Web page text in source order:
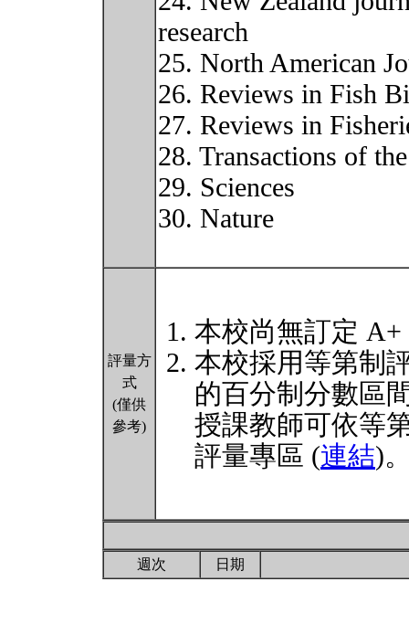
research
25. North American
26. Reviews in Fish
27. Reviews in
28. Transactions of
29. Sciences
30. Nature
評量方
式
(僅供
參考)
本校尚無訂定
本校採用等第制
的百分制分數區
授課教師可依等
評量專區 (連結)
週次 日期